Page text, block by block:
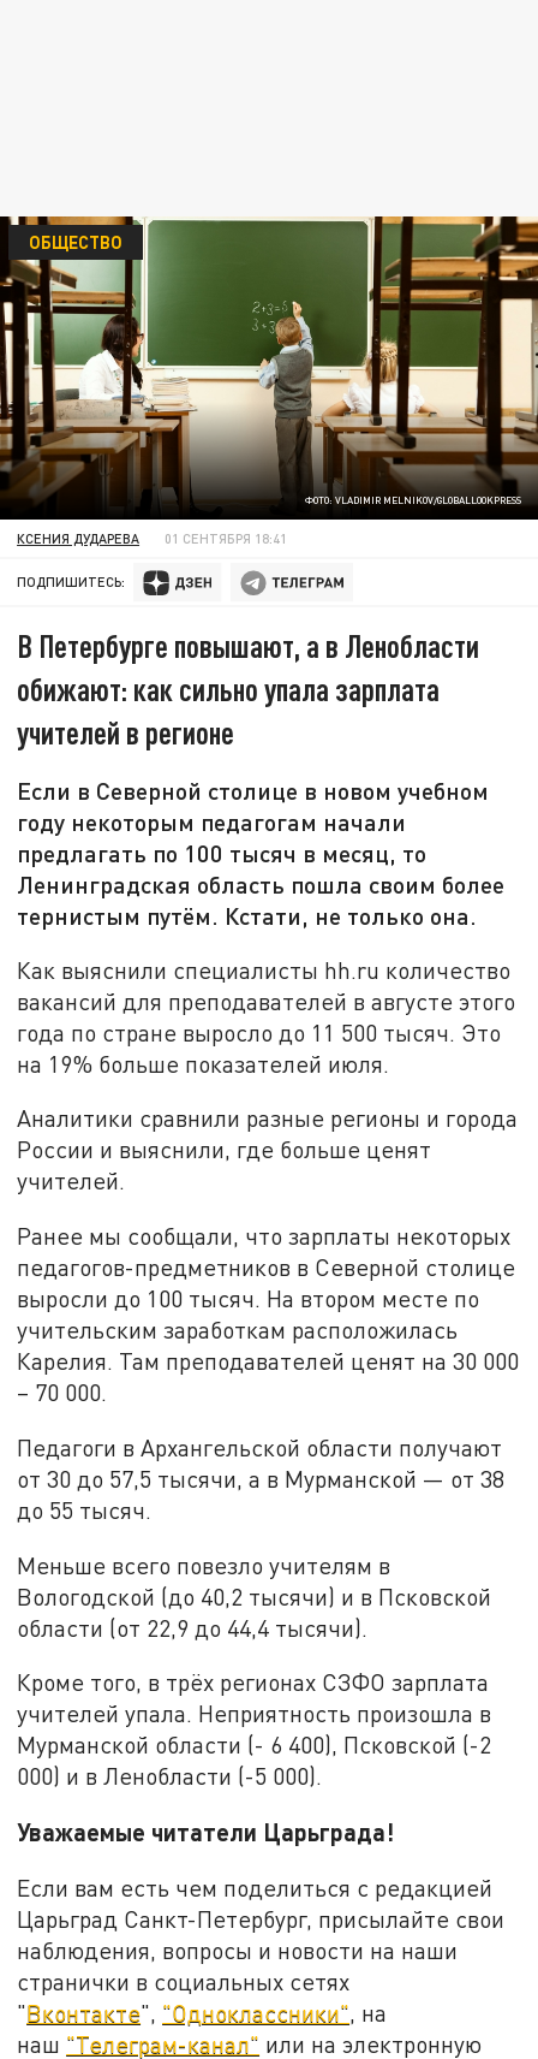
ФОТО: VLADIMIR MELNIKOV/GLOBALLOOKPRESS
ОБЩЕСТВО
КСЕНИЯ ДУДАРЕВА 01 СЕНТЯБРЯ 18:41
ПОДПИШИТЕСЬ:
В Петербурге повышают, а в Ленобласти
обижают: как сильно упала зарплата
учителей в регионе
Если в Северной столице в новом учебном
году некоторым педагогам начали
предлагать по 100 тысяч в месяц, то
Ленинградская область пошла своим более
тернистым путём. Кстати, не только она.
Как выяснили специалисты hh.ru количество
вакансий для преподавателей в августе этого
года по стране выросло до 11 500 тысяч. Это
на 19% больше показателей июля.
Аналитики сравнили разные регионы и города
России и выяснили, где больше ценят
учителей.
Ранее мы сообщали, что зарплаты некоторых
педагогов-предметников в Северной столице
выросли до 100 тысяч. На втором месте по
учительским заработкам расположилась
Карелия. Там преподавателей ценят на 30 000
– 70 000.
Педагоги в Архангельской области получают
от 30 до 57,5 тысячи, а в Мурманской — от 38
до 55 тысяч.
Меньше всего повезло учителям в
Вологодской (до 40,2 тысячи) и в Псковской
области (от 22,9 до 44,4 тысячи).
Кроме того, в трёх регионах СЗФО зарплата
учителей упала. Неприятность произошла в
Мурманской области (- 6 400), Псковской (-2
000) и в Ленобласти (-5 000).
Уважаемые читатели Царьграда!
Если вам есть чем поделиться с редакцией
Царьград Санкт-Петербург, присылайте свои
наблюдения, вопросы и новости на наши
странички в социальных сетях
"Вконтакте", "Одноклассники" , на
наш "Телеграм-канал" или на электронную